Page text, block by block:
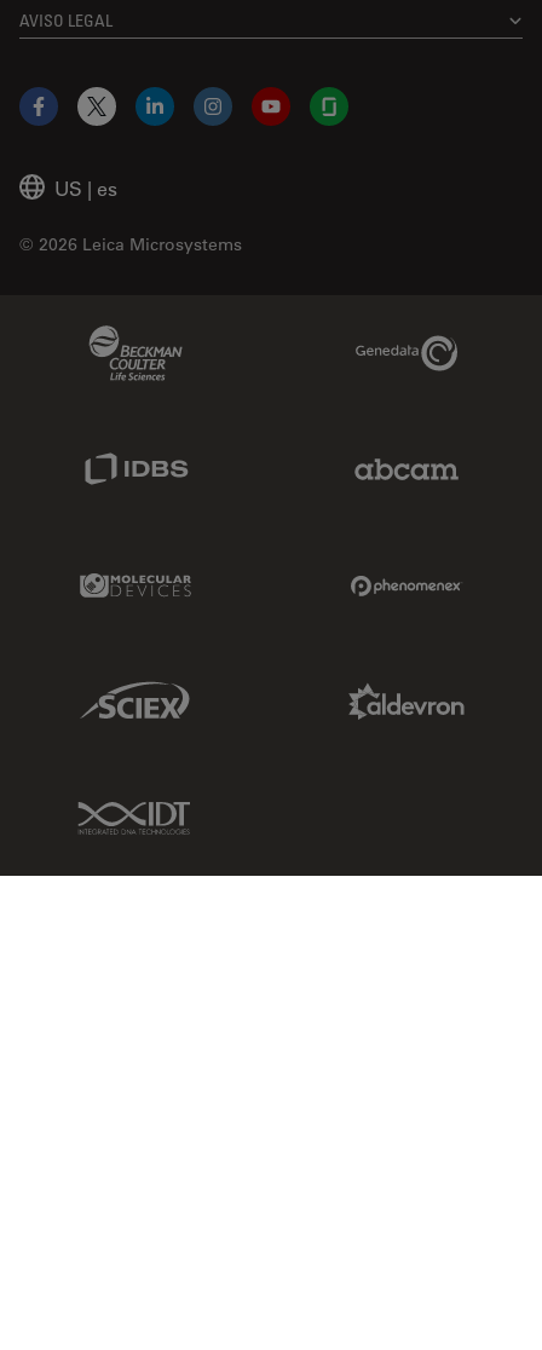
AVISO LEGAL
US | es
© 2026 Leica Microsystems
Facebook
X LinkedInInstagramYouTubeGlassdoor
Genedata Link
Molecular Devices Link
Sciex Link
IDT Link